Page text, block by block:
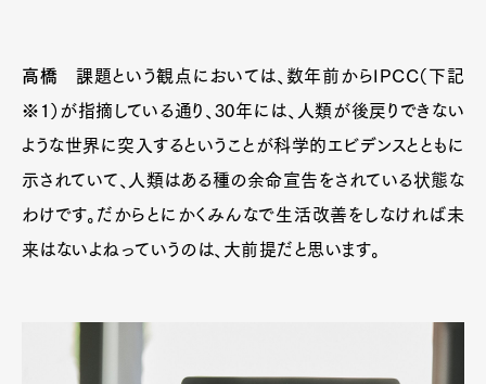
高橋 課題という観点においては、数年前からIPCC（下記
※1）が指摘している通り、30年には、人類が後戻りできない
ような世界に突入するということが科学的エビデンスとともに
示されていて、人類はある種の余命宣告をされている状態な
わけです。だからとにかくみんなで生活改善をしなければ未
来はないよねっていうのは、大前提だと思います。